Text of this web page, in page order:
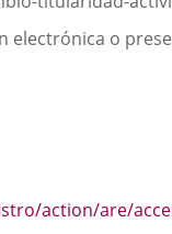
electrónica o
action/are/